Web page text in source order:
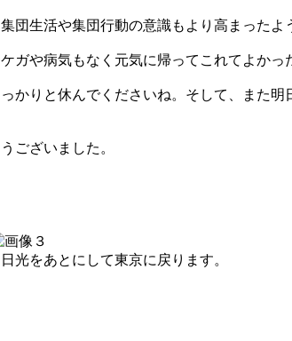
団生活や集団行動の意識もより高まったよ
ガや病気もなく元気に帰ってこれてよかっ
かりと休んでくださいね。そして、また明
ございました。
光をあとにして東京に戻ります。